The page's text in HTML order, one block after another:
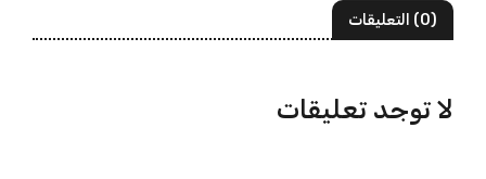
(0) التعليقات
لا توجد تعليقات